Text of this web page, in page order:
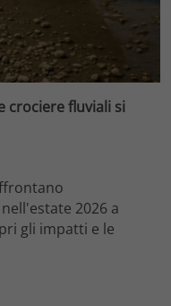
crociere fluviali si
2026 a
gli impatti e le